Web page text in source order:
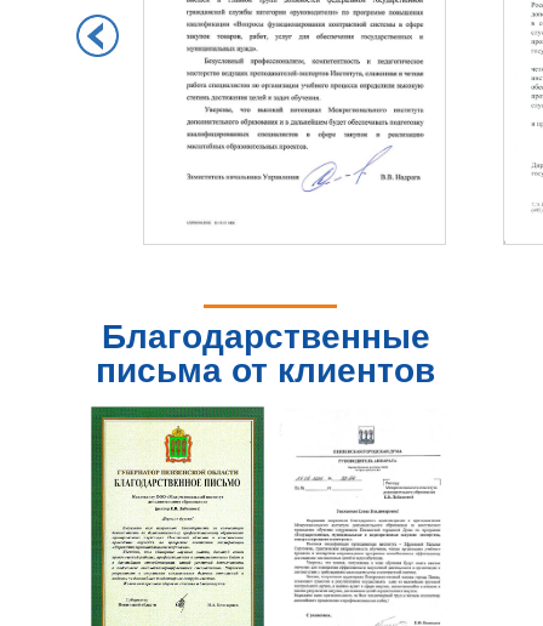
Благодарственные
письма от клиентов